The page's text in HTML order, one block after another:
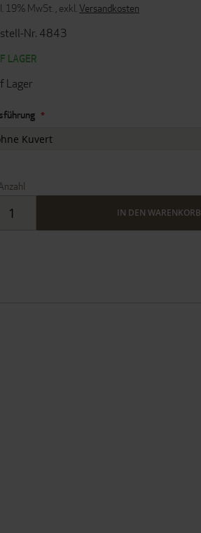
19% MwSt. , exkl. Versandkosten
Nr. 4843
LAGER
Lager
IN DEN WARENKORB